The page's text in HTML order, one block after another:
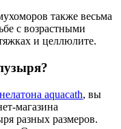
также весьма
с возрастными
и целлюлите.
aquacath, вы
магазина
разных размеров.